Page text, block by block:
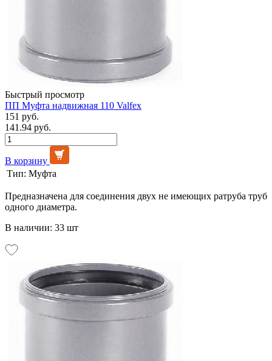
Быстрый просмотр
ПП Муфта надвижная 110 Valfex
151 руб.
141.94 руб.
В корзину
Тип: Муфта
Предназначена для соединения двух не имеющих ратруба труб
одного диаметра.
В наличии: 33 шт